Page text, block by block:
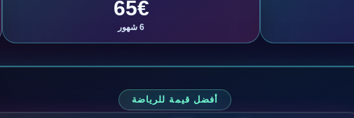
65€
6 شهور
أفضل قيمة للرياضة